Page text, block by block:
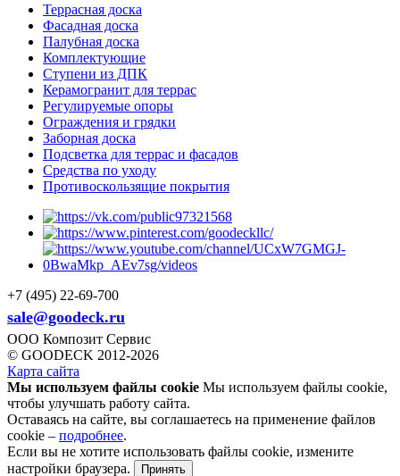
Террасная доска
Фасадная доска
Палубная доска
Комплектующие
Ступени из ДПК
Керамогранит для террас
Регулируемые опоры
Ограждения и грядки
Заборная доска
Подсветка для террас и фасадов
Средства по уходу
Противоскользящие покрытия
+7 (495) 22-69-700
sale@goodeck.ru
ООО Композит Сервис
© GOODECK 2012-2026
Карта сайта
Мы используем файлы cookie Мы используем файлы cookie,
чтобы улучшать работу сайта.
Оставаясь на сайте, вы соглашаетесь на применение файлов
cookie – подробнее.
Если вы не хотите использовать файлы cookie, измените
настройки браузера.
Принять